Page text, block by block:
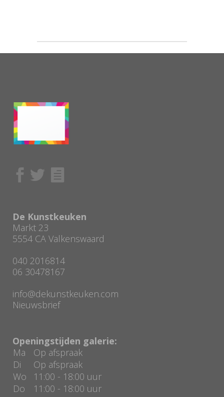
De Kunstkeuken
Markt 23
5554 CA Valkenswaard
040 2016814
06 30478167
info@dekunstkeuken.com
Nieuwsbrief
Openingstijden galerie:
Ma
Op afspraak
Di
Op afspraak
Wo
11:00 - 18:00 uur
Do
11:00 - 18:00 uur